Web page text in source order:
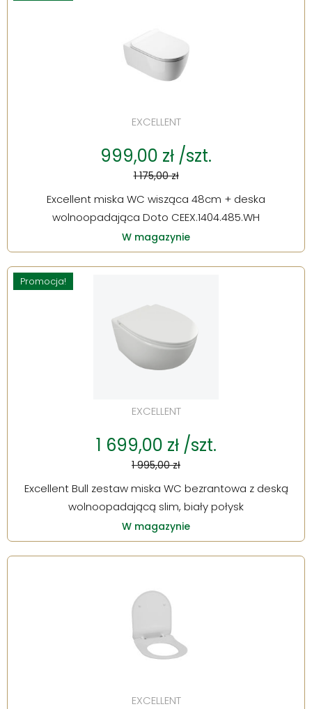
EXCELLENT
999,00 zł /szt.
1 175,00 zł
Excellent miska WC wisząca 48cm + deska
wolnoopadająca Doto CEEX.1404.485.WH
W magazynie
Promocja!
EXCELLENT
1 699,00 zł /szt.
1 995,00 zł
Excellent Bull zestaw miska WC bezrantowa z deską
wolnoopadającą slim, biały połysk
W magazynie
EXCELLENT